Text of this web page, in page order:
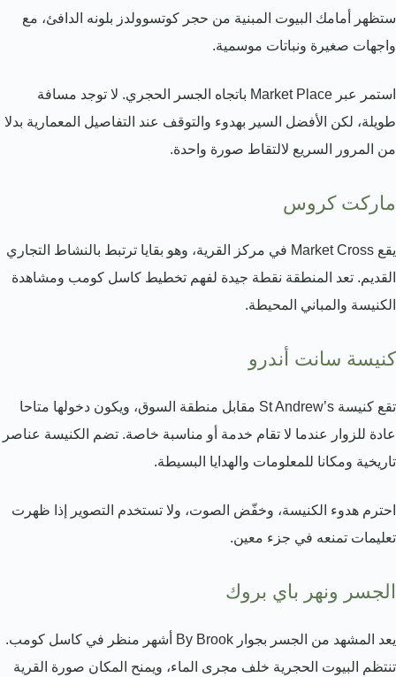
ستظهر أمامك البيوت المبنية من حجر كوتسوولدز بلونه الدافئ، مع
واجهات صغيرة ونباتات موسمية.
استمر عبر Market Place باتجاه الجسر الحجري. لا توجد مسافة
طويلة، لكن الأفضل السير بهدوء والتوقف عند التفاصيل المعمارية بدلا
من المرور السريع لالتقاط صورة واحدة.
ماركت كروس
يقع Market Cross في مركز القرية، وهو بقايا ترتبط بالنشاط التجاري
القديم. تعد المنطقة نقطة جيدة لفهم تخطيط كاسل كومب ومشاهدة
الكنيسة والمباني المحيطة.
كنيسة سانت أندرو
تقع كنيسة St Andrew’s مقابل منطقة السوق، ويكون دخولها متاحا
عادة للزوار عندما لا تقام خدمة أو مناسبة خاصة. تضم الكنيسة عناصر
تاريخية ومكانا للمعلومات والهدايا البسيطة.
احترم هدوء الكنيسة، وخفّض الصوت، ولا تستخدم التصوير إذا ظهرت
تعليمات تمنعه في جزء معين.
الجسر ونهر باي بروك
يعد المشهد من الجسر بجوار By Brook أشهر منظر في كاسل كومب.
تنتظم البيوت الحجرية خلف مجرى الماء، ويمنح المكان صورة القرية